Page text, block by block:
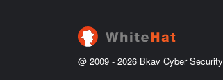
@ 2009 - 2026 Bkav Cyber Security